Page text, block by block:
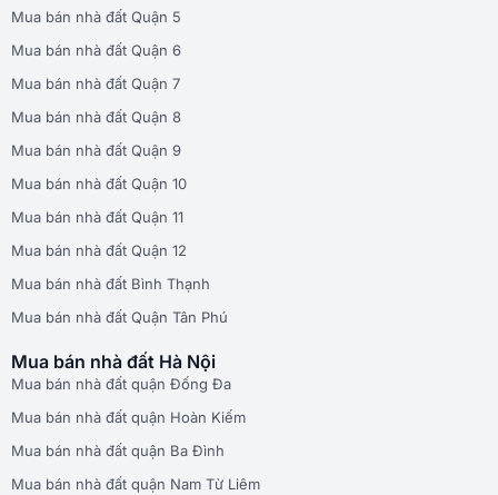
Mua bán nhà đất Quận 5
Mua bán nhà đất Quận 6
Mua bán nhà đất Quận 7
Mua bán nhà đất Quận 8
Mua bán nhà đất Quận 9
Mua bán nhà đất Quận 10
Mua bán nhà đất Quận 11
Mua bán nhà đất Quận 12
Mua bán nhà đất Bình Thạnh
Mua bán nhà đất Quận Tân Phú
Mua bán nhà đất Hà Nội
Mua bán nhà đất quận Đống Đa
Mua bán nhà đất quận Hoàn Kiếm
Mua bán nhà đất quận Ba Đình
Mua bán nhà đất quận Nam Từ Liêm